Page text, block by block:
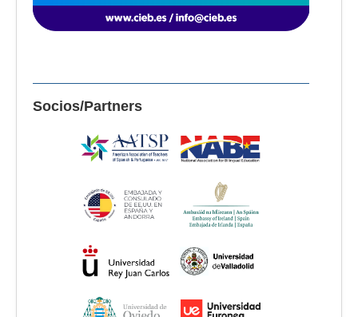
Socios/Partners